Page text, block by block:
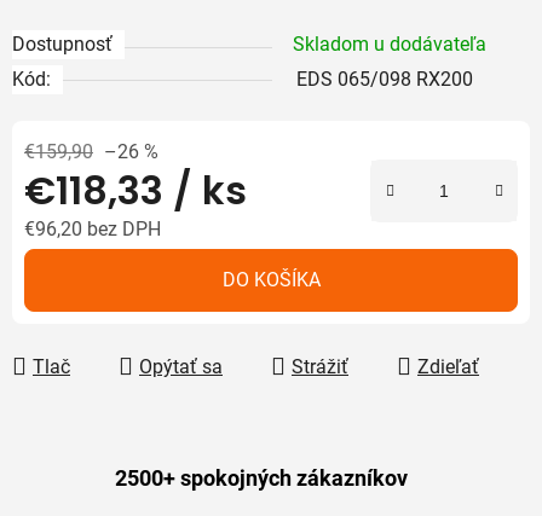
Dostupnosť
Skladom u dodávateľa
Kód:
EDS 065/098 RX200
€159,90 –26 %
€118,33 / ks
€96,20 bez DPH
DO KOŠÍKA
Tlač Opýtať sa Strážiť Zdieľať
2500+ spokojných zákazníkov